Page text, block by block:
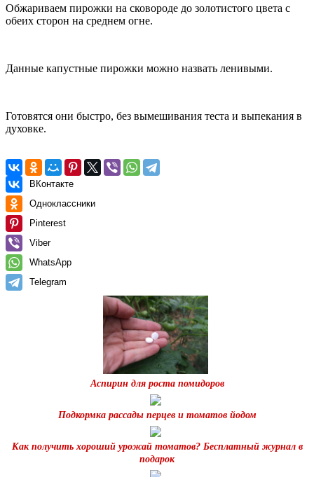
Обжариваем пирожки на сковороде до золотистого цвета с
обеих сторон на среднем огне.
Данные капустные пирожки можно назвать ленивыми.
Готовятся они быстро, без вымешивания теста и выпекания в
духовке.
ВКонтакте
Одноклассники
Pinterest
Viber
WhatsApp
Telegram
Аспирин для роста помидоров
Подкормка рассады перцев и томатов йодом
Как получить хороший урожай томатов? Бесплатный журнал в
подарок